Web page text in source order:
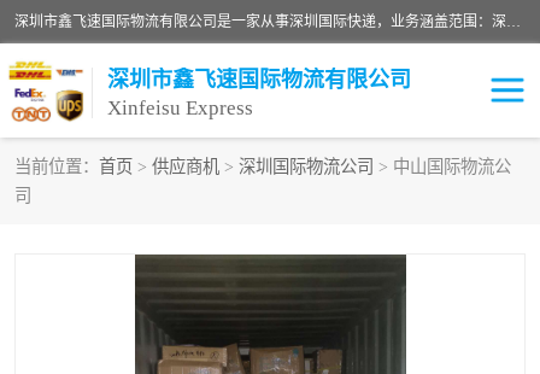
深圳市鑫飞速国际物流有限公司是一家从事深圳国际快递，业务涵盖范围：深圳DHL国际快递、深圳国际快递公司、深圳国际物流公司、深圳国际快递、深圳DHL国际快递电话可拨打全国服务热线：15019287411。欢迎各位亲来人来电到我司洽谈合作。
深圳市鑫飞速国际物流有限公司
Xinfeisu Express
当前位置： 首页 > 供应商机 > 深圳国际物流公司 > 中山国际物流公
司
巴西快递
深圳DHL国际快递